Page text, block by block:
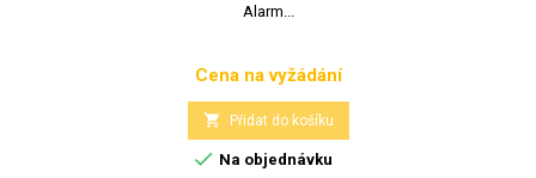
Alarm...
Cena
Cena na vyžádání
 Přidat do košíku
 Na objednávku